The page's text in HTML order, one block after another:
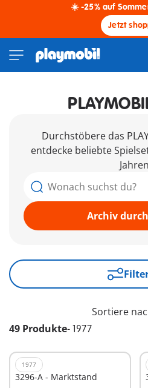
☀️ -25% auf
Jetzt
Durchstöbere das
entdecke beliebte
Archiv
49 Produkte- 1977
Sortiere
1977
3296-A - Marktstand